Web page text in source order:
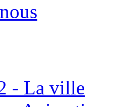
- La ville